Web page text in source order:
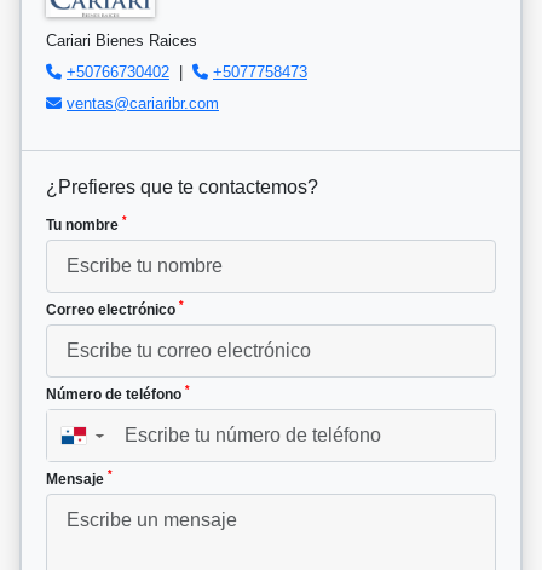
Cariari Bienes Raices
+50766730402 |
+5077758473
ventas@cariaribr.com
¿Prefieres que te contactemos?
Tu nombre *
Correo electrónico *
Número de teléfono *
▼
Mensaje *